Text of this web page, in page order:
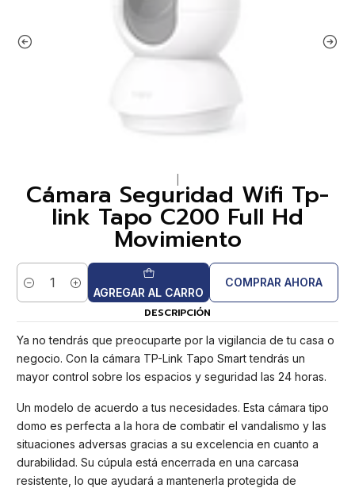
Cámara Seguridad Wifi Tp-
link Tapo C200 Full Hd
Movimiento
Cantidad AGREGAR AL CARRO
COMPRAR AHORA
DESCRIPCIÓN
Ya no tendrás que preocuparte por la vigilancia de tu casa o
negocio. Con la cámara TP-Link Tapo Smart tendrás un
mayor control sobre los espacios y seguridad las 24 horas.
Un modelo de acuerdo a tus necesidades. Esta cámara tipo
domo es perfecta a la hora de combatir el vandalismo y las
situaciones adversas gracias a su excelencia en cuanto a
durabilidad. Su cúpula está encerrada en una carcasa
resistente, lo que ayudará a mantenerla protegida de